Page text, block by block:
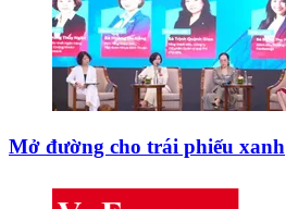
Mở đường cho trái phiếu xanh